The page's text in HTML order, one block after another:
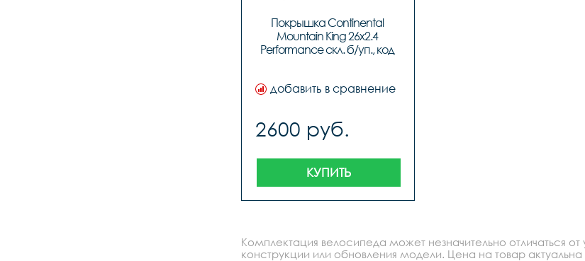
Покрышка Continental
Mountain King 26x2.4
Performance скл. б/уп., код
добавить в сравнение
2600 руб.
КУПИТЬ
Комплектация велосипеда может незначительно отличаться
конструкции или обновления модели. Цена на товар актуальна